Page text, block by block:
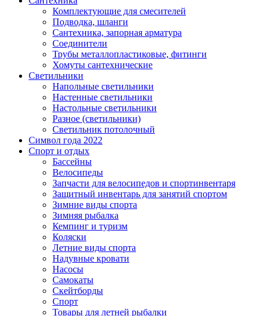
Комплектующие для смесителей
Подводка, шланги
Сантехника, запорная арматура
Соединители
Трубы металлопластиковые, фитинги
Хомуты сантехнические
Светильники
Напольные светильники
Настенные светильники
Настольные светильники
Разное (светильники)
Светильник потолочный
Символ года 2022
Спорт и отдых
Бассейны
Велосипеды
Запчасти для велосипедов и спортинвентаря
Защитный инвентарь для занятий спортом
Зимние виды спорта
Зимняя рыбалка
Кемпинг и туризм
Коляски
Летние виды спорта
Надувные кровати
Насосы
Самокаты
Скейтборды
Спорт
Товары для летней рыбалки